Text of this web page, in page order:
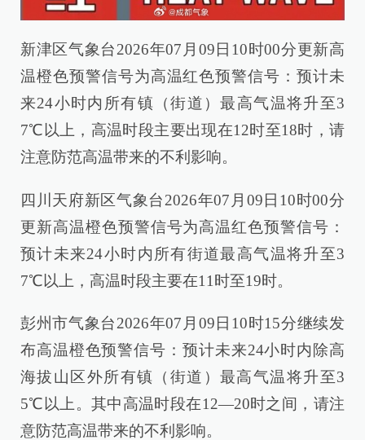
新津区气象台2026年07月09日10时00分更新高
温橙色预警信号为高温红色预警信号：预计未
来24小时内所有镇（街道）最高气温将升至3
7℃以上，高温时段主要出现在12时至18时，请
注意防范高温带来的不利影响。
四川天府新区气象台2026年07月09日10时00分
更新高温橙色预警信号为高温红色预警信号：
预计未来24小时内所有街道最高气温将升至3
7℃以上，高温时段主要在11时至19时。
彭州市气象台2026年07月09日10时15分继续发
布高温橙色预警信号：预计未来24小时内除高
海拔山区外所有镇（街道）最高气温将升至3
5℃以上。其中高温时段在12—20时之间，请注
意防范高温带来的不利影响。